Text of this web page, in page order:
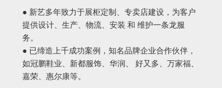
● 新艺多年致力于展柜定制、专卖店建设，为客户
提供设计、生产、物流、安装 和 维护一条龙服
务。
● 已缔造上千成功案例，知名品牌企业合作伙伴，
如冠鹏鞋业、新都服饰、华润、 好又多、万家福、
嘉荣、惠尔康等。